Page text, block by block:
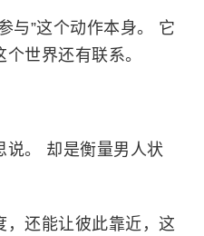
与”这个动作本身。 它
世界还有联系。
说。 却是衡量男人状
，还能让彼此靠近，这